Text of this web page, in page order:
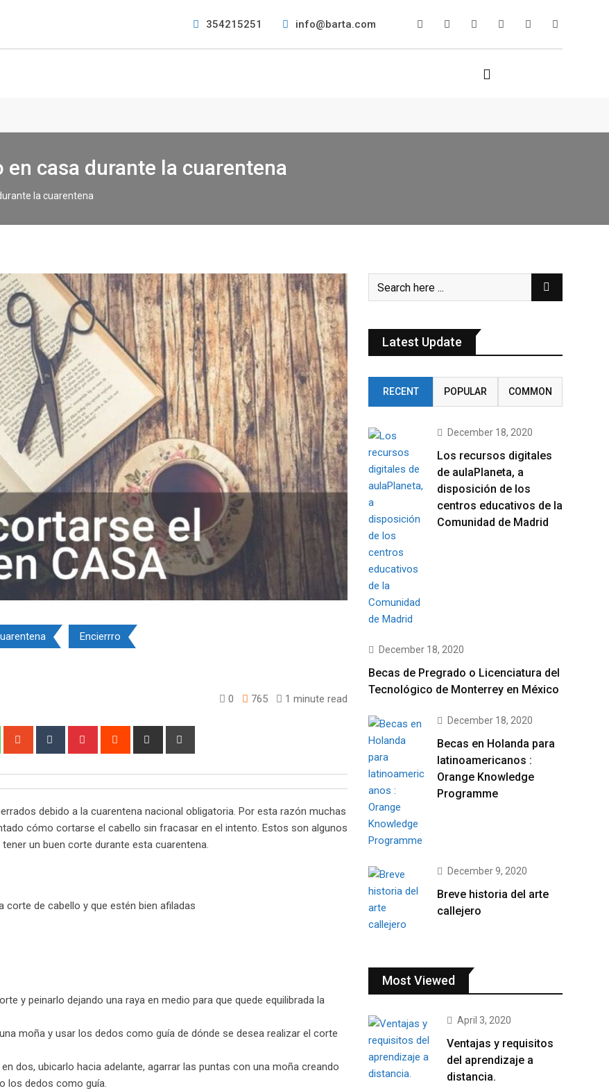
354215251 info@barta.com
casa durante la cuarentena
la cuarentena
Encierrro
0 765 1 minute read
WhatsappStumbleUpon
Tumblr Pinterest Reddit
Share
debido a la cuarentena nacional obligatoria. Por esta razón muchas
cómo cortarse el cabello sin fracasar en el intento. Estos son algunos
un buen corte durante esta cuarentena.
corte de cabello y que estén bien afiladas
y peinarlo dejando una raya en medio para que quede equilibrada la
moña y usar los dedos como guía de dónde se desea realizar el corte
dos, ubicarlo hacia adelante, agarrar las puntas con una moña creando
los dedos como guía.
Latest Update
RECENT POPULAR COMMON
December 18, 2020
Los recursos digitales
de aulaPlaneta, a
disposición de los
centros educativos de la
Comunidad de Madrid
December 18, 2020
Becas de Pregrado o Licenciatura del
Tecnológico de Monterrey en México
December 18, 2020
Becas en Holanda para
latinoamericanos :
Orange Knowledge
Programme
December 9, 2020
Breve historia del arte
callejero
Most Viewed
April 3, 2020
Ventajas y requisitos
del aprendizaje a
distancia.